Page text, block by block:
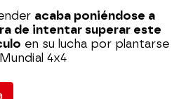
acaba poniéndose a
de intentar superar este
en su lucha por plantarse
4x4